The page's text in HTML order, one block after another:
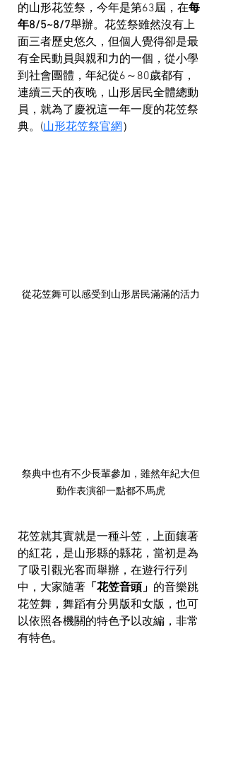
的山形花笠祭，今年是第63屆，在每
年8/5~8/7舉辦。花笠祭雖然沒有上
面三者歷史悠久，但個人覺得卻是最
有全民動員與親和力的一個，從小學
到社會團體，年紀從6～80歲都有，
連續三天的夜晚，山形居民全體總動
員，就為了慶祝這一年一度的花笠祭
典。(山形花笠祭官網）
從花笠舞可以感受到山形居民滿滿的活力
祭典中也有不少長輩參加，雖然年紀大但
動作表演卻一點都不馬虎
花笠就其實就是一種斗笠，上面鑲著
的紅花，是山形縣的縣花，當初是為
了吸引觀光客而舉辦，在遊行行列
中，大家隨著 「花笠音頭」 的音樂跳
花笠舞，舞蹈有分男版和女版，也可
以依照各機關的特色予以改編，非常
有特色。